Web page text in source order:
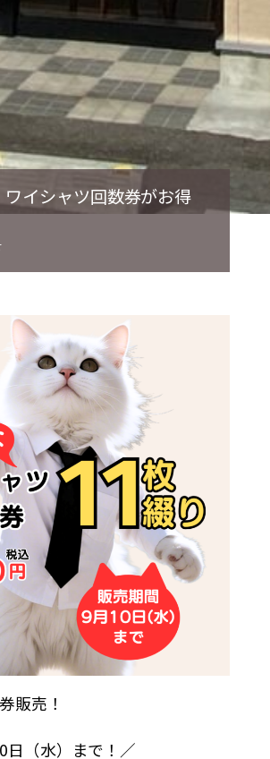
イシャツ回数券がお得
販売！
日（水）まで！／